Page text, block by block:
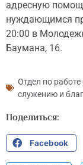
адресную
нуждающимся
20:00 в
Баумана, 16.
Отдел по
служению и
Поделиться:
Facebook